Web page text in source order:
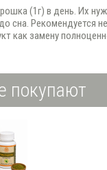
(1г) в день. Их
сна. Рекомендуется
как замену
покупают